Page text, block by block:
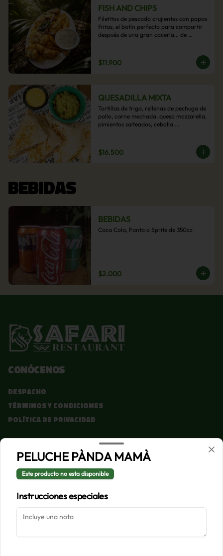
FISH AND CHIPS
Filetitos de pescado crujientes con papas
fritas, el botín perfecto para compartir
después de una gran cacería… de
$11.900
QUESADILLA MIXTA
Tortillas de trigo, rellenas de pechuga de
pollo, carne mechada, queso mozzarella,
pimientos salteados, cebolla
$16.500
BEBIDAS
BEBIDAS
Coca Cola, Fanta o Sprite de 350cc
$2.000
Conócenos
Despacho
Términos y condiciones
Política de privacidad
Redes sociales
Instagram
Facebook
Mi cuenta
Iniciar sesión
PELUCHE PÀNDA MAMÀ
Este producto no esta disponible
Instrucciones especiales